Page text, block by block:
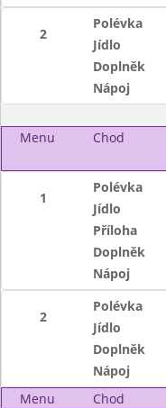
2
Polévka
Jídlo
Doplněk
Nápoj
Menu Chod
1
Polévka
Jídlo
Příloha
Doplněk
Nápoj
2
Polévka
Jídlo
Doplněk
Nápoj
Menu
Chod